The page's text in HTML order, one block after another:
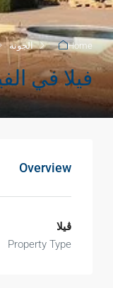
Home الجونة
فيلا في الفيلات
Overview
ڤيلا
Property Type